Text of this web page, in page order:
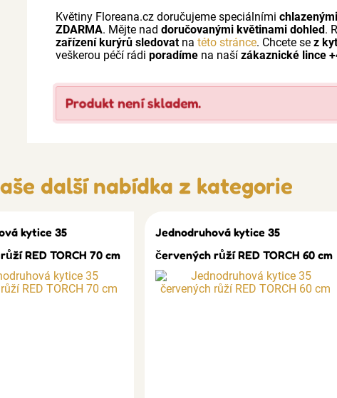
Květiny Floreana.cz doručujeme speciálními
ZDARMA. Mějte naddoručovanými květinami dohled.
zařízení kurýrů sledovatnatéto stránce. Chcete sez
veškerou péčí rádiporadíme na našízákaznické lince
Produkt není skladem.
další nabídka z kategorie
kytice 35
RED TORCH 70 cm
Jednodruhová kytice 35
červených růží RED TORCH 60 cm